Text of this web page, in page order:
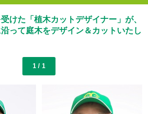
けた「植木カットデザイナー」が、
って庭木をデザイン＆カットいたし
1 / 1